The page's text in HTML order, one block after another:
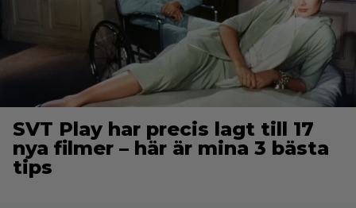
SVT Play har precis lagt till 17
nya filmer – här är mina 3 bästa
tips